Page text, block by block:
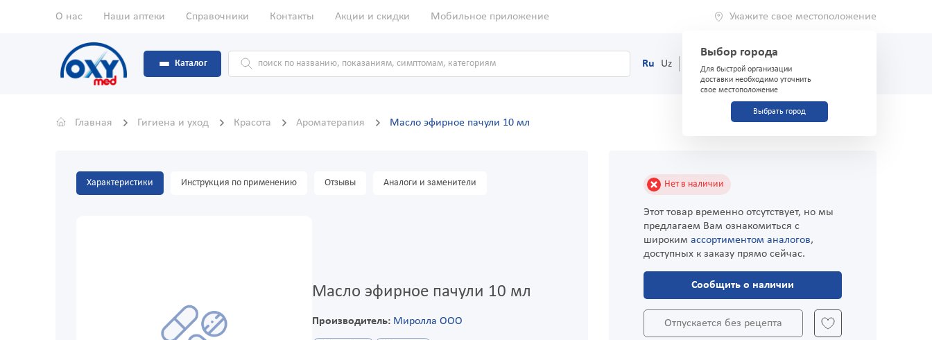
О нас Наши аптеки Справочники Контакты Акции и скидки Мобильное приложение Укажите свое местоположение
Выбор города
Для быстрой организации
доставки необходимо уточнить
свое местоположение
Выбрать город
Каталог Ru Uz (71) 200-03-03
Главная Гигиена и уход Красота Ароматерапия Масло эфирное пачули 10 мл
Характеристики Инструкция по применению Отзывы Аналоги и заменители
Масло эфирное пачули 10 мл
Производитель: Миролла ООО
Нет в наличии
Этот товар временно отсутствует, но мы
предлагаем Вам ознакомиться с
широким ассортиментом аналогов,
доступных к заказу прямо сейчас.
Сообщить о наличии
Отпускается без рецепта